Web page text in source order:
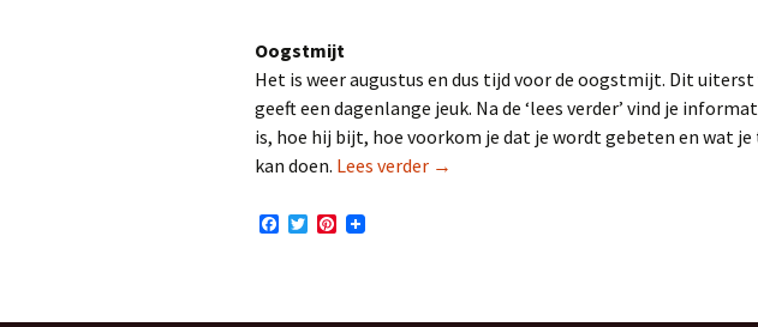
Oogstmijt
Het is weer augustus en dus tijd voor de oogstmijt. Dit
geeft een dagenlange jeuk. Na de ‘lees verder’ vind je
is, hoe hij bijt, hoe voorkom je dat je wordt gebeten en wat je
kan doen. Lees verder Oogstmijt
→
o
T
e
P
r